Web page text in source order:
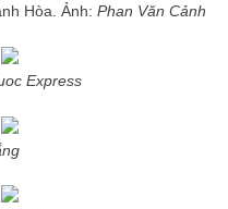
Hòa. Ảnh: Phan Văn Cảnh
Express